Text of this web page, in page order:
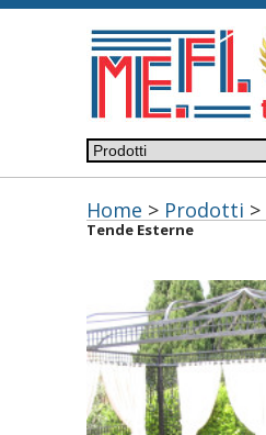
Home > Prodotti >
Tende Esterne